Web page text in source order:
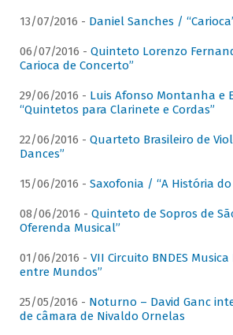
13/07/2016 - Daniel Sanches /
06/07/2016 - Quinteto Lorenzo
Carioca de Concerto”
29/06/2016 - Luis Afonso Montanha e
“Quintetos para Clarinete e Cordas”
22/06/2016 - Quarteto Brasileiro de
Dances”
15/06/2016 - Saxofonia / “A História do
08/06/2016 - Quinteto de Sopros de
Oferenda Musical”
01/06/2016 - VII Circuito BNDES
entre Mundos”
25/05/2016 - Noturno – David Ganc
de câmara de Nivaldo Ornelas